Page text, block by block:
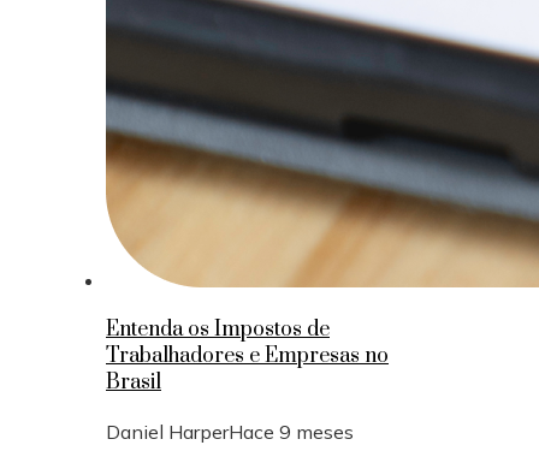
Entenda os Impostos de
Trabalhadores e Empresas no
Brasil
Daniel HarperHace 9 meses